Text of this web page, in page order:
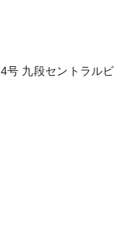
号 九段セントラルビ